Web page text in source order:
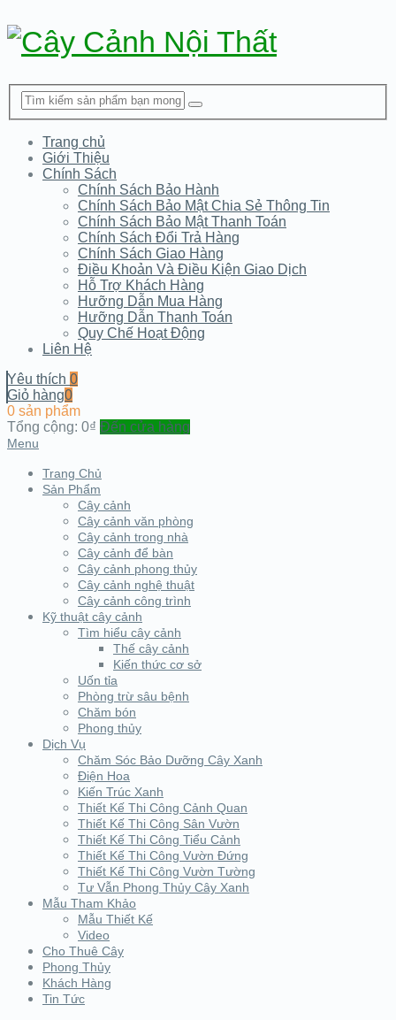
Trang chủ
Giới Thiệu
Chính Sách
Chính Sách Bảo Hành
Chính Sách Bảo Mật Chia Sẻ Thông Tin
Chính Sách Bảo Mật Thanh Toán
Chính Sách Đổi Trả Hàng
Chính Sách Giao Hàng
Điều Khoản Và Điều Kiện Giao Dịch
Hỗ Trợ Khách Hàng
Hưỡng Dẫn Mua Hàng
Hưỡng Dẫn Thanh Toán
Quy Chế Hoạt Động
Liên Hệ
Yêu thích 0
Giỏ hàng0
0 sản phẩm
Tổng cộng: 0₫ Đến cửa hàng
Menu
Trang Chủ
Sản Phẩm
Cây cảnh
Cây cảnh văn phòng
Cây cảnh trong nhà
Cây cảnh để bàn
Cây cảnh phong thủy
Cây cảnh nghệ thuật
Cây cảnh công trình
Kỹ thuật cây cảnh
Tìm hiểu cây cảnh
Thế cây cảnh
Kiến thức cơ sở
Uốn tỉa
Phòng trừ sâu bệnh
Chăm bón
Phong thủy
Dịch Vụ
Chăm Sóc Bảo Dưỡng Cây Xanh
Điện Hoa
Kiến Trúc Xanh
Thiết Kế Thi Công Cảnh Quan
Thiết Kế Thi Công Sân Vườn
Thiết Kế Thi Công Tiểu Cảnh
Thiết Kế Thi Công Vườn Đứng
Thiết Kế Thi Công Vườn Tường
Tư Vẫn Phong Thủy Cây Xanh
Mẫu Tham Khảo
Mẫu Thiết Kế
Video
Cho Thuê Cây
Phong Thủy
Khách Hàng
Tin Tức